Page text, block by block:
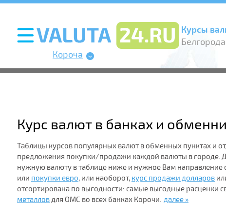
Курсы
Короча
Курс валют в банках и
Таблицы курсов популярных валют в обменных пунктах и
предложения покупки/продажи каждой валюты в городе.
нужную валюту в таблице ниже и нужное Вам
или покупки евро, или наоборот, курс продажи долларов
отсортирована по выгодности: самые выгодные расценки
металловдля ОМС во всех банках Корочи. далее »